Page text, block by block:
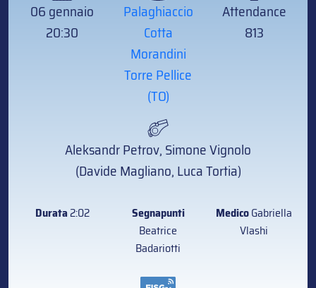
06 gennaio
20:30
Palaghiaccio
Cotta
Morandini
Torre Pellice
(TO)
Attendance
813
Aleksandr Petrov, Simone Vignolo
(Davide Magliano, Luca Tortia)
Durata2:02
Segnapunti
Beatrice
Badariotti
MedicoGabriella
Vlashi